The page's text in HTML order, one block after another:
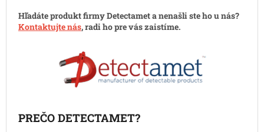
Hľadáte produkt firmy Detectamet a nenašli ste ho u nás?
Kontaktujte nás, radi ho pre vás zaistíme.
PREČO DETECTAMET?